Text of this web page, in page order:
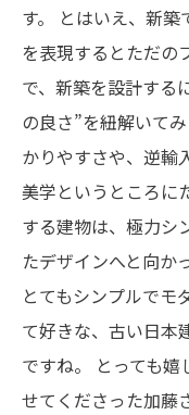
す。
とはいえ、新
を表現するとただの
で、新築を設計する
の良さ”を紐解いてみ
かりやすさや、逆輸
美学というところに
する建物は、極力シ
たデザインへと向か
とてもシンプルでモ
て好きな、古い日本
ですね。
とっても
せてくださった加藤